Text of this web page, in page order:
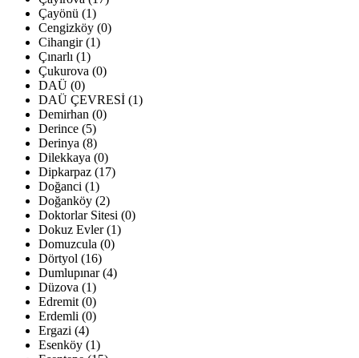
Çayönü (1)
Cengizköy (0)
Cihangir (1)
Çınarlı (1)
Çukurova (0)
DAÜ (0)
DAÜ ÇEVRESİ (1)
Demirhan (0)
Derince (5)
Derinya (8)
Dilekkaya (0)
Dipkarpaz (17)
Doğanci (1)
Doğanköy (2)
Doktorlar Sitesi (0)
Dokuz Evler (1)
Domuzcula (0)
Dörtyol (16)
Dumlupınar (4)
Düzova (1)
Edremit (0)
Erdemli (0)
Ergazi (4)
Esenköy (1)